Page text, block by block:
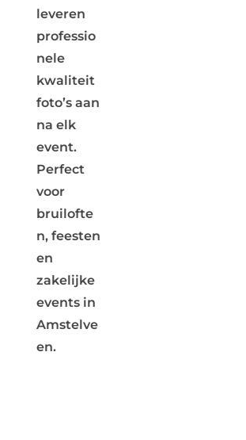
leveren
professio
nele
kwaliteit
foto’s aan
na elk
event.
Perfect
voor
bruilofte
n, feesten
en
zakelijke
events in
Amstelve
en.